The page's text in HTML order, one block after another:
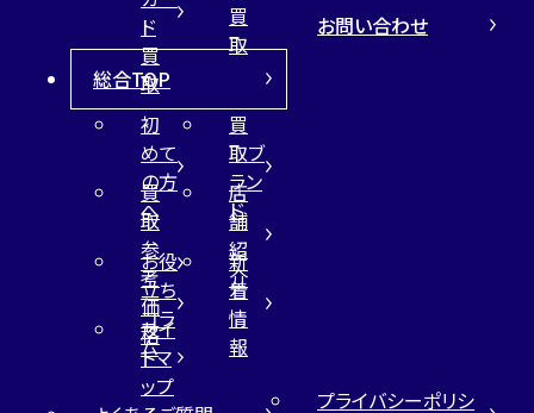
買
取
ド
買
取
総合TOP
初
めて
の方
へ
買
取ブ
ラン
ド
買
取
参
考
価
格
店
舗
紹
介
お役
立ち
コラ
ム
新
着
情
報
サイ
トマ
ップ
お問い合わせ
プライバシーポリシ